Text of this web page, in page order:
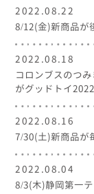
2022.08.22
8/12(金)新商品が
2022.08.18
コロンブスのつ
がグッドトイ
2022.08.16
7/30(土)新商品が
2022.08.04
8/3(木)静岡第一